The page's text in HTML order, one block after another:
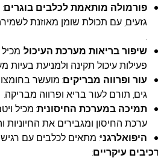
פורמולה מותאמת לכלבים בוגרים
גזעים, עם תכולת שומן מאוזנת
.
שיפור בריאות מערכת העיכול:
פעילות עיכול תקינה ולמניעת בעיות
עור ופרווה מבריקים
גים, תורם לעור בריא ופרווה מבריקה.
תמיכה במערכת החיסונית: מכיל
ערכת החיסון ומגבירים את החיוניות
היפואלרגני: מתאים לכלבים עם
רכיבים עיקריים: